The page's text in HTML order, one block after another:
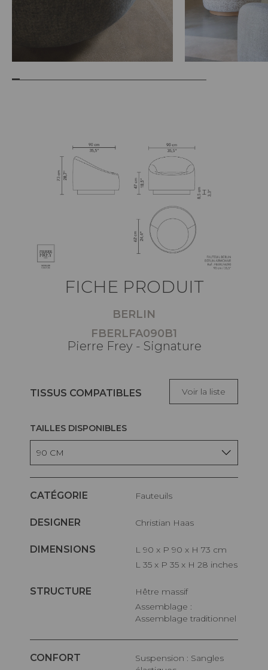
FICHE PRODUIT
BERLIN
FBERLFA090B1
Pierre Frey - Signature
TISSUS COMPATIBLES Voir la liste
TAILLES DISPONIBLES
90 CM
CATÉGORIE Fauteuils
DESIGNER Christian Haas
DIMENSIONS
L 90 x P 90 x H 73 cm
L 35 x P 35 x H 28 inches
STRUCTURE
Hêtre massif
Assemblage :
Assemblage traditionnel
CONFORT
Suspension : Sangles